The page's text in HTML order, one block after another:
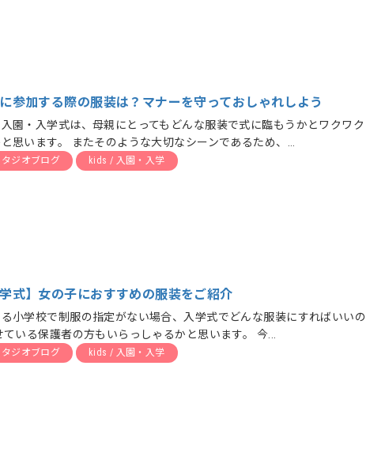
参加する際の服装は？マナーを守っておしゃれしよう
園・入学式は、母親にとってもどんな服装で式に臨もうかとワクワク
思います。 またそのような大切なシーンであるため、...
タジオブログ kids / 入園・入学
学式】女の子におすすめの服装をご紹介
小学校で制服の指定がない場合、入学式でどんな服装にすればいいの
いる保護者の方もいらっしゃるかと思います。 今...
タジオブログ kids / 入園・入学